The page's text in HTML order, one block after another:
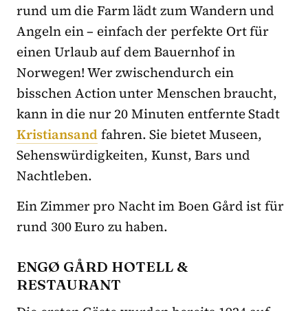
rund um die Farm lädt zum Wandern und
Angeln ein – einfach der perfekte Ort für
einen Urlaub auf dem Bauernhof in
Norwegen! Wer zwischendurch ein
bisschen Action unter Menschen braucht,
kann in die nur 20 Minuten entfernte Stadt
Kristiansandfahren. Sie bietet Museen,
Sehenswürdigkeiten, Kunst, Bars und
Nachtleben.
Ein Zimmer pro Nacht im Boen Gård ist für
rund 300 Euro zu haben.
ENGØ GÅRD HOTELL &
RESTAURANT